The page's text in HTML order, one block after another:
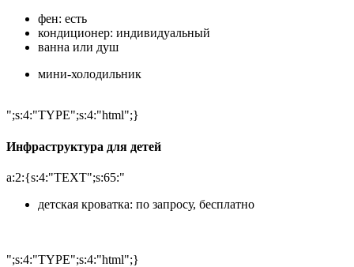
фен: есть
кондиционер: индивидуальный
ванна или душ
мини-холодильник
";s:4:"TYPE";s:4:"html";}
Инфраструктура для детей
a:2:{s:4:"TEXT";s:65:"
детская кроватка: по запросу, бесплатно
";s:4:"TYPE";s:4:"html";}